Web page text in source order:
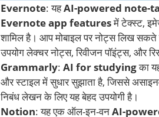
Evernote: यहAI-powered note-
Evernote app featuresमें टेक्स्ट,
शामिल है। आप मोबाइल पर नोट्स लिख
उपयोग लेक्चर नोट्स, रिवीजन पॉइंट्स, और
Grammarly: AI for studyingका
और स्टाइल में सुधार सुझाता है, जिससे
निबंध लेखन के लिए यह बेहद उपयोगी है।
Notion: यह एक ऑल-इन-वनAI-